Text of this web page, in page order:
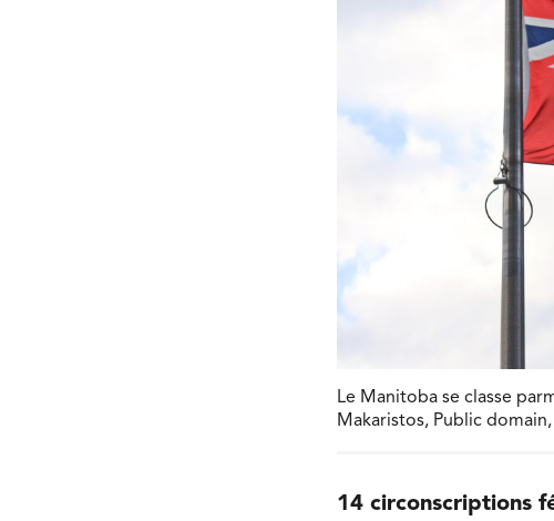
Le Manitoba se classe
Makaristos, Public
14 circonscriptions